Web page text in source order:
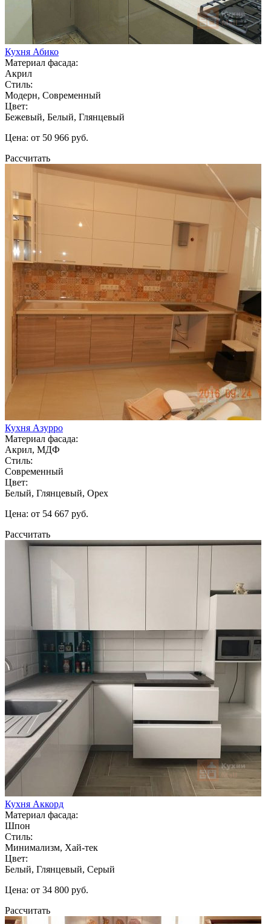
Кухня Абико
Материал фасада:
Акрил
Стиль:
Модерн, Современный
Цвет:
Бежевый, Белый, Глянцевый
Цена: от 50 966 руб.
Рассчитать
Кухня Азурро
Материал фасада:
Акрил, МДФ
Стиль:
Современный
Цвет:
Белый, Глянцевый, Орех
Цена: от 54 667 руб.
Рассчитать
Кухня Аккорд
Материал фасада:
Шпон
Стиль:
Минимализм, Хай-тек
Цвет:
Белый, Глянцевый, Серый
Цена: от 34 800 руб.
Рассчитать